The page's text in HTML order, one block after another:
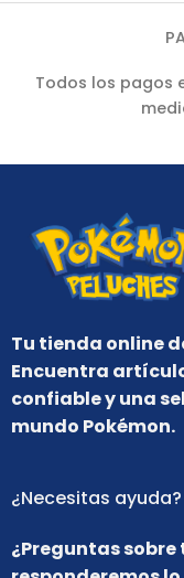
Todos los pagos
Tu tienda online
Encuentra
confiable y una
mundo Pokémon.
¿Necesitas ayuda?
¿Preguntas